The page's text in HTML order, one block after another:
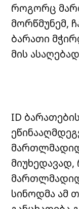
როგორც
მორწმუნემ,
ბარათი
მის
ID
სინოდმა ამ